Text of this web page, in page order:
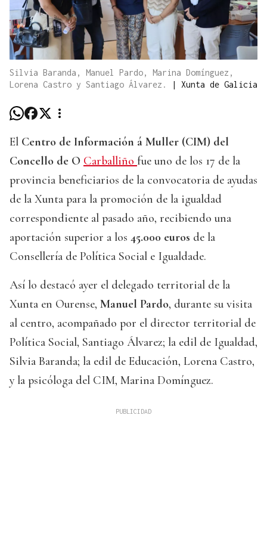
Silvia Baranda, Manuel Pardo, Marina Domínguez,
Lorena Castro y Santiago Álvarez.
| Xunta de Galicia
El Centro de Información á Muller (CIM) del
Concello de O Carballiño fue uno de los 17 de la
provincia beneficiarios de la convocatoria de ayudas
de la Xunta para la promoción de la igualdad
correspondiente al pasado año, recibiendo una
aportación superior a los 45.000 euros de la
Consellería de Política Social e Igualdade.
Así lo destacó ayer el delegado territorial de la
Xunta en Ourense, Manuel Pardo, durante su visita
al centro, acompañado por el director territorial de
Política Social, Santiago Álvarez; la edil de Igualdad,
Silvia Baranda; la edil de Educación, Lorena Castro,
y la psicóloga del CIM, Marina Domínguez.